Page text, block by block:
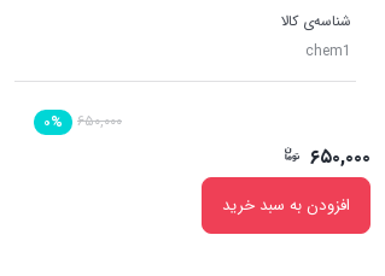
شناسه‌ی کالا
chem1
۶۵۰,۰۰۰ ۰%
۶۵۰,۰۰۰
افزودن به سبد خرید